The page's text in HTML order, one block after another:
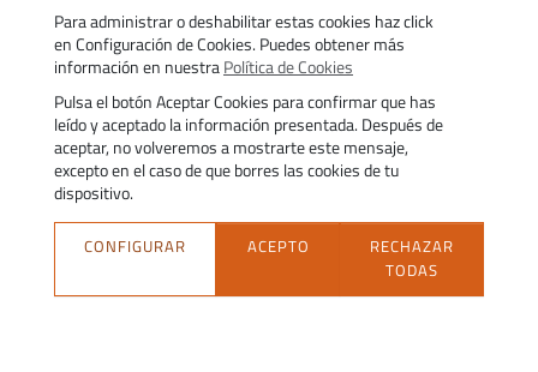
Para administrar o deshabilitar estas cookies haz click
en Configuración de Cookies. Puedes obtener más
información en nuestraPolítica de Cookies
Pulsa el botón Aceptar Cookies para confirmar que has
leído y aceptado la información presentada. Después de
aceptar, no volveremos a mostrarte este mensaje,
excepto en el caso de que borres las cookies de tu
dispositivo.
CONFIGURAR ACEPTO
RECHAZAR
TODAS
Contacto
Política de uso de cookies
Política de privacidad
Accesibilidad
Trabaja con nosotros
Transparencia
Aviso legal
Trámites